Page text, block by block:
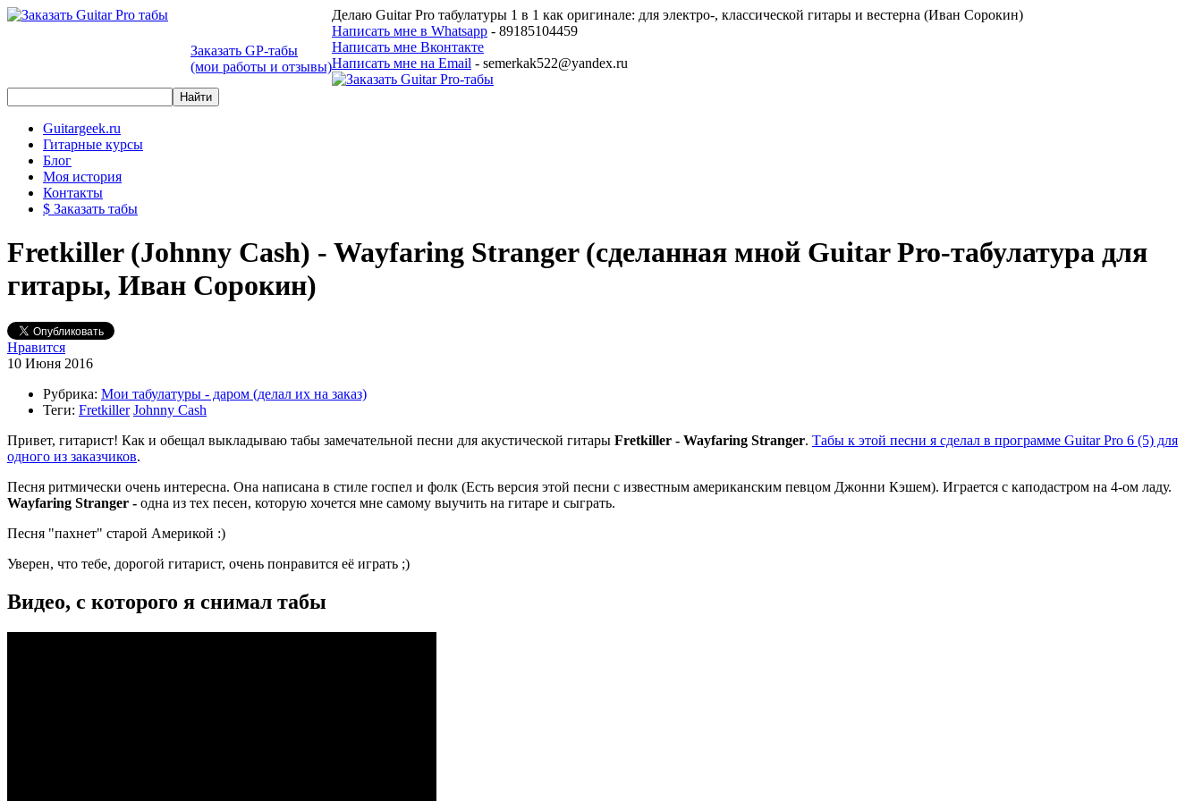
Заказать GP-табы
(мои работы и отзывы)
Делаю Guitar Pro табулатуры 1 в 1 как оригинале: для электро-, классической гитары и вестерна (Иван Сорокин)
Написать мне в Whatsapp - 89185104459
Написать мне Вконтакте
Написать мне на Email - semerkak522@yandex.ru
Guitargeek.ru
Гитарные курсы
Блог
Моя история
Контакты
$ Заказать табы
Fretkiller (Johnny Cash) - Wayfaring Stranger (сделанная мной Guitar Pro-табулатура для
гитары, Иван Сорокин)
Нравится
10 Июня 2016
Рубрика: Мои табулатуры - даром (делал их на заказ)
Теги: Fretkiller Johnny Cash
Привет, гитарист! Как и обещал выкладываю табы замечательной песни для акустической гитары Fretkiller - Wayfaring Stranger. Табы к этой песни я сделал в программе Guitar Pro 6 (5) для
одного из заказчиков.
Песня ритмически очень интересна. Она написана в стиле госпел и фолк (Есть версия этой песни с известным американским певцом Джонни Кэшем). Играется с каподастром на 4-ом ладу.
Wayfaring Stranger - одна из тех песен, которую хочется мне самому выучить на гитаре и сыграть.
Песня "пахнет" старой Америкой :)
Уверен, что тебе, дорогой гитарист, очень понравится её играть ;)
Видео, с которого я снимал табы